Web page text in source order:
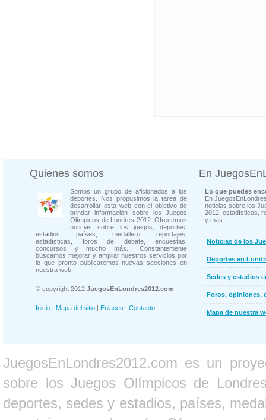
Quienes somos
Somos un grupo de aficionados a los
deportes. Nos propusimos la tarea de
desarrollar esta web con el objetivo de
brindar información sobre los Juegos
Olímpicos de Londres 2012. Ofrecemos
noticias sobre los juegos, deportes,
estadios, países, medallero, reportajes,
estadísticas, foros de debate, encuestas,
concursos y mucho más... Constantemente
buscamos mejorar y ampliar nuestros servicios por
lo que pronto publicaremos nuevas secciones en
nuestra web.
© copyright 2012 JuegosEnLondres2012.com
Inicio | Mapa del sitio | Enlaces | Contacto
En
Lo que puedes
En
noticias sobre los
2012, estadísticas,
y más...
Noticias de los
Deportes en
Sedes y estadios
Foros, opiniones,
Mapa de nuestra
JuegosEnLondres2012.com es un
sobre los Juegos Olímpicos de
deportes, sedes y estadios, países,